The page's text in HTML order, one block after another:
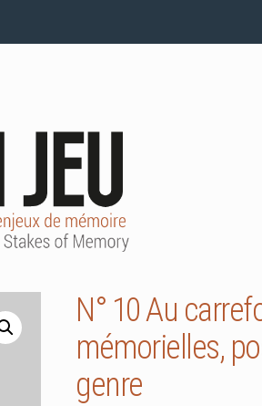
N° 10 Au
mémorielles,
genre